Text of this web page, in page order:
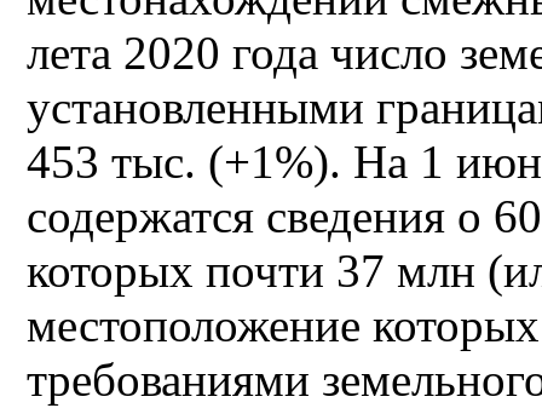
лета 2020 года число
установленными
453 тыс. (+1%). На 1
содержатся сведения о
которых почти 37 млн
местоположение
требованиями